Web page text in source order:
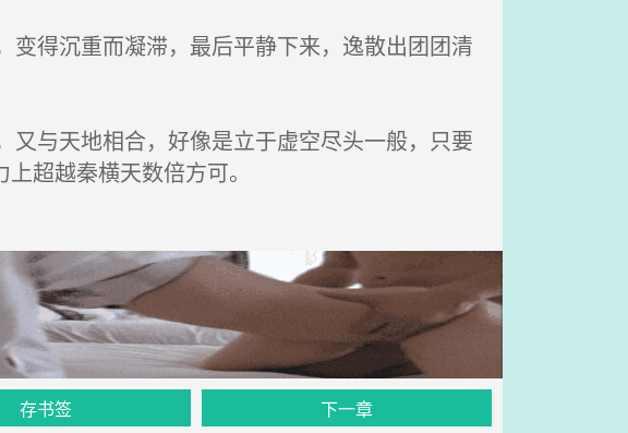
得沉重而凝滞，最后平静下来，逸散出团团清
与天地相合，好像是立于虚空尽头一般，只要
超越秦横天数倍方可。
存书签 下一章